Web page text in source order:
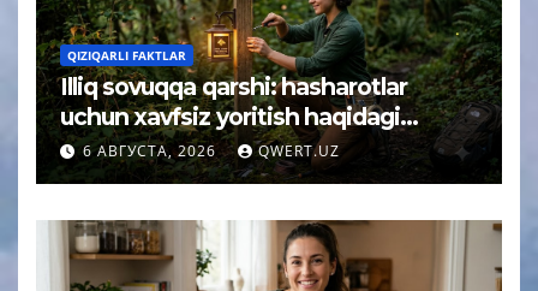
QIZIQARLI FAKTLAR
Illiq sovuqqa qarshi: hasharotlar
uchun xavfsiz yoritish haqidagi
tushuncha afsonasi yoʻq qilindi
6 АВГУСТА, 2026 QWERT.UZ